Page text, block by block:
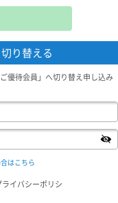
り替える
優待会員」へ切り替え申し込み
はこちら
イバシーポリシ